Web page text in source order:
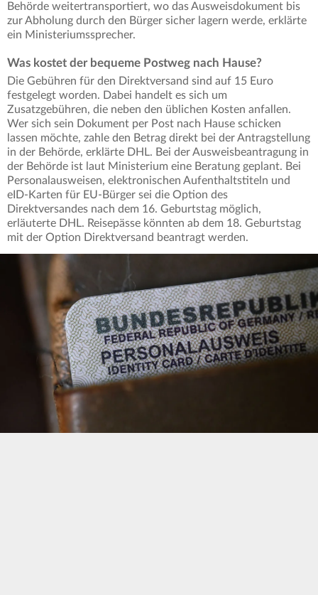
Behörde weitertransportiert, wo das Ausweisdokument bis
zur Abholung durch den Bürger sicher lagern werde, erklärte
ein Ministeriumssprecher.
Was kostet der bequeme Postweg nach Hause?
Die Gebühren für den Direktversand sind auf 15 Euro
festgelegt worden. Dabei handelt es sich um
Zusatzgebühren, die neben den üblichen Kosten anfallen.
Wer sich sein Dokument per Post nach Hause schicken
lassen möchte, zahle den Betrag direkt bei der Antragstellung
in der Behörde, erklärte DHL. Bei der Ausweisbeantragung in
der Behörde ist laut Ministerium eine Beratung geplant. Bei
Personalausweisen, elektronischen Aufenthaltstiteln und
eID-Karten für EU-Bürger sei die Option des
Direktversandes nach dem 16. Geburtstag möglich,
erläuterte DHL. Reisepässe könnten ab dem 18. Geburtstag
mit der Option Direktversand beantragt werden.